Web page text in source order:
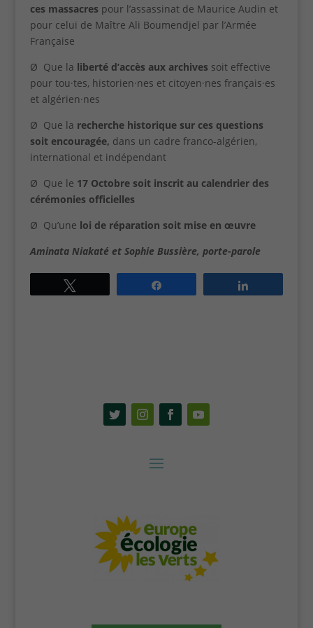
ces massacres pour l’assassinat de Maurice Audin et
pour celui de Maître Ali Boumendjel par l’Armée
Française
Ø Que la liberté d’accès aux archives soit effective
pour tou·tes, historien·nes et citoyen·nes français·es
et algérien·nes
Ø Que la recherche historique sur ces questions
soit encouragée, dans un cadre franco-algérien,
international et indépendant
Ø Que le 17 Octobre soit inscrit au calendrier des
cérémonies officielles
Ø Qu’une loi de réparation soit mise en œuvre
Aminata Niakaté et Sophie Bussière, porte-parole
Cookies
Ces cookies
cookies.
si vous
souhaitez
que les
contenus
externes à